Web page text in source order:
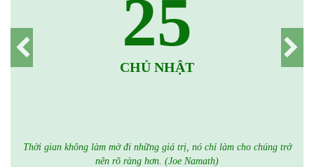
25
CHỦ NHẬT
Thời gian không làm mờ đi những giá trị, nó chỉ làm cho chúng trở
nên rõ ràng hơn. (Joe Namath)